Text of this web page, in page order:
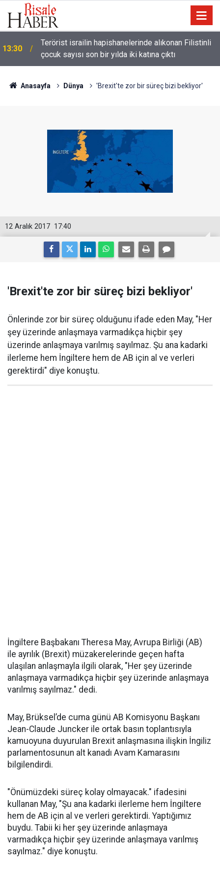
13:30
Terörist israilin hapishanelerinde alıkonan Filistinli
çocuk sayısı son bir yılda iki katına çıktı
Anasayfa Dünya 'Brexit'te zor bir süreç bizi bekliyor'
17:40
12 Aralık 2017
'Brexit'te zor bir süreç bizi bekliyor'
Önlerinde zor bir süreç olduğunu ifade eden May, "Her
şey üzerinde anlaşmaya varmadıkça hiçbir şey
üzerinde anlaşmaya varılmış sayılmaz. Şu ana kadarki
ilerleme hem İngiltere hem de AB için al ve verleri
gerektirdi" diye konuştu.
İngiltere Başbakanı Theresa May, Avrupa Birliği (AB)
ile ayrılık (Brexit) müzakerelerinde geçen hafta
ulaşılan anlaşmayla ilgili olarak, "Her şey üzerinde
anlaşmaya varmadıkça hiçbir şey üzerinde anlaşmaya
varılmış sayılmaz." dedi.
May, Brüksel’de cuma günü AB Komisyonu Başkanı
Jean-Claude Juncker ile ortak basın toplantısıyla
kamuoyuna duyurulan Brexit anlaşmasına ilişkin İngiliz
parlamentosunun alt kanadı Avam Kamarasını
bilgilendirdi.
"Önümüzdeki süreç kolay olmayacak." ifadesini
kullanan May, "Şu ana kadarki ilerleme hem İngiltere
hem de AB için al ve verleri gerektirdi. Yaptığımız
buydu. Tabii ki her şey üzerinde anlaşmaya
varmadıkça hiçbir şey üzerinde anlaşmaya varılmış
sayılmaz." diye konuştu.